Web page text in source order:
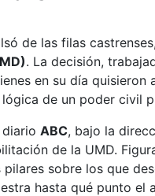
de las filas
. La decisión,
en su día
de un poder civil
ABC, bajo la
de la UMD.
pilares sobre los que
hasta qué punto